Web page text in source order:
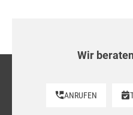
Wir
ANRUFEN